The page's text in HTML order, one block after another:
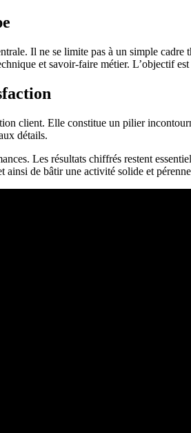
Il ne se limite pas à un simple
et savoir-faire métier. L’objectif
client. Elle constitue un pilier
détails.
Les résultats chiffrés restent
ainsi de bâtir une activité solide et